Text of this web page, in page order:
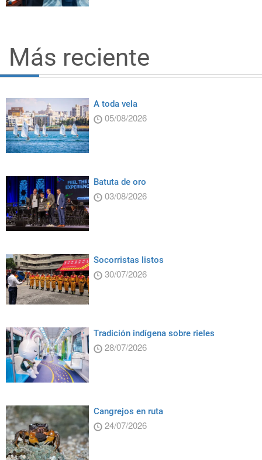
Más reciente
A toda vela
05/08/2026
Batuta de oro
03/08/2026
Socorristas listos
30/07/2026
Tradición indígena sobre rieles
28/07/2026
Cangrejos en ruta
24/07/2026